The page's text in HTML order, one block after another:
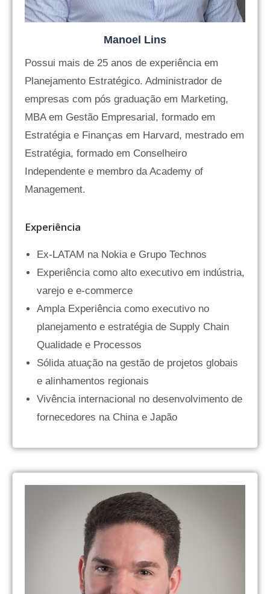
Manoel Lins
Possui mais de 25 anos de experiência em
Planejamento Estratégico. Administrador de
empresas com pós graduação em Marketing,
MBA em Gestão Empresarial, formado em
Estratégia e Finanças em Harvard, mestrado em
Estratégia, formado em Conselheiro
Independente e membro da Academy of
Management.
Experiência
Ex-LATAM na Nokia e Grupo Technos
Experiência como alto executivo em indústria,
varejo e e-commerce
Ampla Experiência como executivo no
planejamento e estratégia de Supply Chain
Qualidade e Processos
Sólida atuação na gestão de projetos globais
e alinhamentos regionais
Vivência internacional no desenvolvimento de
fornecedores na China e Japão